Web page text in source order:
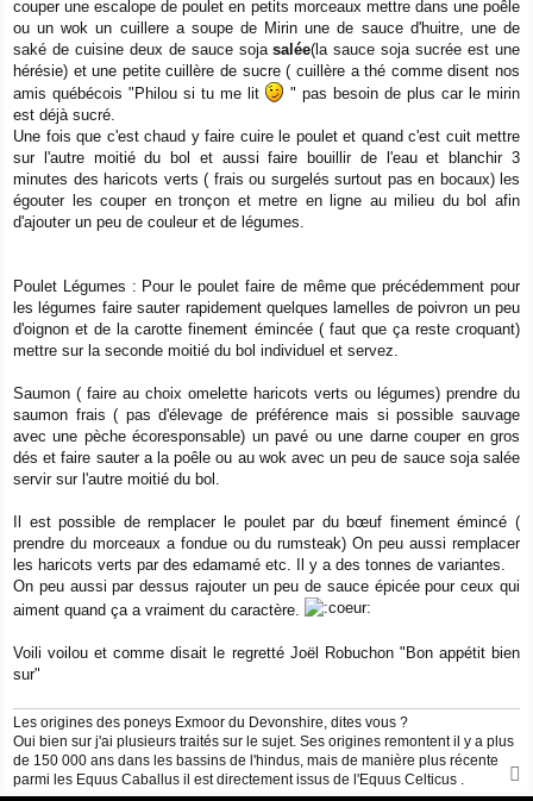
couper une escalope de poulet en petits morceaux mettre dans une poêle
ou un wok un cuillere a soupe de Mirin une de sauce d'huitre, une de
saké de cuisine deux de sauce sojasalée(la sauce soja sucrée est une
hérésie) et une petite cuillère de sucre ( cuillère a thé comme disent nos
amis québécois "Philou si tu me lit
" pas besoin de plus car le mirin
est déjà sucré.
Une fois que c'est chaud y faire cuire le poulet et quand c'est cuit mettre
sur l'autre moitié du bol et aussi faire bouillir de l'eau et blanchir 3
minutes des haricots verts ( frais ou surgelés surtout pas en bocaux) les
égouter les couper en tronçon et metre en ligne au milieu du bol afin
d'ajouter un peu de couleur et de légumes.
Poulet Légumes : Pour le poulet faire de même que précédemment pour
les légumes faire sauter rapidement quelques lamelles de poivron un peu
d'oignon et de la carotte finement émincée ( faut que ça reste croquant)
mettre sur la seconde moitié du bol individuel et servez.
Saumon ( faire au choix omelette haricots verts ou légumes) prendre du
saumon frais ( pas d'élevage de préférence mais si possible sauvage
avec une pèche écoresponsable) un pavé ou une darne couper en gros
dés et faire sauter a la poêle ou au wok avec un peu de sauce soja salée
servir sur l'autre moitié du bol.
Il est possible de remplacer le poulet par du bœuf finement émincé (
prendre du morceaux a fondue ou du rumsteak) On peu aussi remplacer
les haricots verts par des edamamé etc. Il y a des tonnes de variantes.
On peu aussi par dessus rajouter un peu de sauce épicée pour ceux qui
aiment quand ça a vraiment du caractère.
Voili voilou et comme disait le regretté Joël Robuchon "Bon appétit bien
sur"
Les origines des poneys Exmoor du Devonshire, dites vous ?
Oui bien sur j'ai plusieurs traités sur le sujet. Ses origines remontent il y a plus
de 150 000 ans dans les bassins de l'hindus, mais de manière plus récente
parmi les Equus Caballus il est directement issus de l'Equus Celticus .